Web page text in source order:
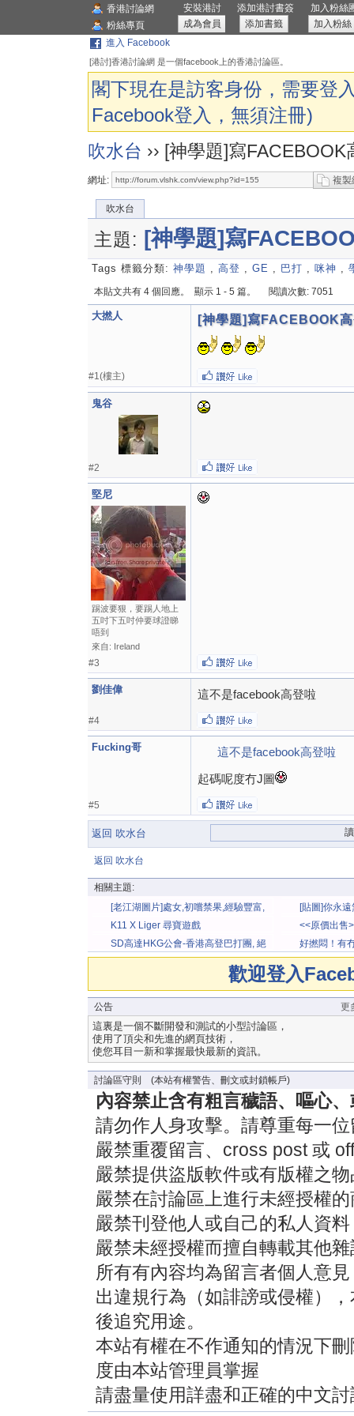
香港討論網
粉絲專頁
安裝港討
成為會員
添加港討書簽
添加書籤
加入粉絲
加入粉絲
進入 Facebook
[港討]香港討論網 是一個facebook上的香港討論區。
閣下現在是訪客身份，需要登
Facebook登入，無須注冊)
吹水台 ›› [神學題]寫
網址: 複製
吹水台
主題: [神學題]寫
Tags 標籤分類: 神學題 , 高登 , GE , 巴打 , 咪神 ,
本貼文共有 4 個回應。 顯示 1 - 5 篇。 閱讀次數: 7051
大撚人 [神學題]寫FACEBOOK
#1(樓主)
鬼谷
#2
堅尼
踢波要狠，要踢人地上
五吋下五吋仲要球證睇
唔到
來自: Ireland
#3
劉佳偉 這不是facebook高登啦
#4
Fucking哥
這不是facebook高登啦
起碼呢度冇J圖
#5
返回 吹水台
返回 吹水台
相關主題:
[老江湖圖片]處女,初嚐禁果,經驗豐富,
老江湖 高登
[貼圖]你永
法滿足所有
K11 X Liger 尋寶遊戲
<<原價出
★★另有出
SD高達HKG公會-香港高登巴打團, 絕
對唔會有小學雞。
好撚悶！有
歡迎登入
公告 更
這裏是一個不斷開發和測試的小型討論區，
使用了頂尖和先進的網頁技術，
使您耳目一新和掌握最快最新的資訊。
討論區守則 (本站有權警告、刪文或封鎖帳戶)
內容禁止含有粗言穢語、嘔心
請勿作人身攻擊。請尊重每一
嚴禁重覆留言、cross post 或
嚴禁提供盜版軟件或有版權之
嚴禁在討論區上進行未經授權
嚴禁刊登他人或自己的私人資
嚴禁未經授權而擅自轉載其他
所有有內容均為留言者個人意
出違規行為（如誹謗或侵權）
後追究用途。
本站有權在不作通知的情況下
度由本站管理員掌握
請盡量使用詳盡和正確的中文